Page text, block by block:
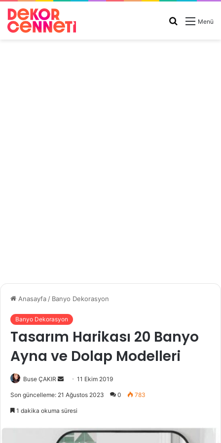
Menü
Arama
Anasayfa / Banyo Dekorasyon
Banyo Dekorasyon
Tasarım Harikası 20 Banyo
Ayna ve Dolap Modelleri
Buse ÇAKIR
e
-
p
11 Ekim 2019
Son güncelleme: 21 Ağustos 2023 0 783
1 dakika okuma süresi